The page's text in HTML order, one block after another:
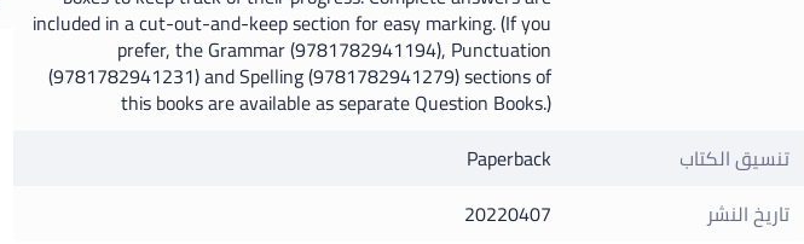
included in a cut-out-and-keep section for easy marking. (If you
prefer, the Grammar (9781782941194), Punctuation
(9781782941231) and Spelling (9781782941279) sections of
this books are available as separate Question Books.)
تنسيق الكتاب
Paperback
تاريخ النشر
20220407